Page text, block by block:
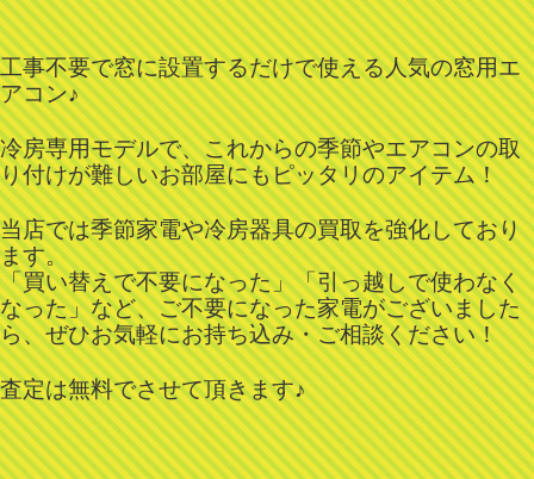
工事不要で窓に設置するだけで使える人気の窓用エ
アコン♪
冷房専用モデルで、これからの季節やエアコンの取
り付けが難しいお部屋にもピッタリのアイテム！
当店では季節家電や冷房器具の買取を強化しており
ます。
「買い替えで不要になった」「引っ越しで使わなく
なった」など、ご不要になった家電がございました
ら、ぜひお気軽にお持ち込み・ご相談ください！
査定は無料でさせて頂きます♪